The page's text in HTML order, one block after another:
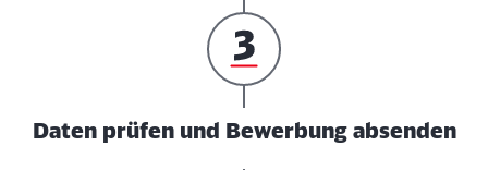
Daten prüfen und Bewerbung absenden